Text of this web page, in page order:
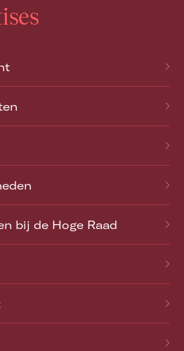
bij de Hoge Raad